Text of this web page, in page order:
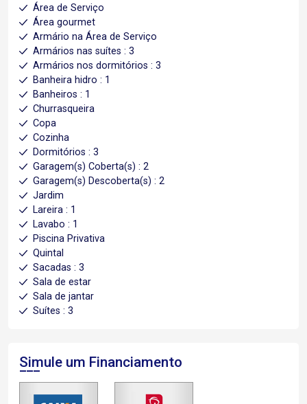
Área de Serviço
Área gourmet
Armário na Área de Serviço
Armários nas suítes : 3
Armários nos dormitórios : 3
Banheira hidro : 1
Banheiros : 1
Churrasqueira
Copa
Cozinha
Dormitórios : 3
Garagem(s) Coberta(s) : 2
Garagem(s) Descoberta(s) : 2
Jardim
Lareira : 1
Lavabo : 1
Piscina Privativa
Quintal
Sacadas : 3
Sala de estar
Sala de jantar
Suítes : 3
Simule um Financiamento